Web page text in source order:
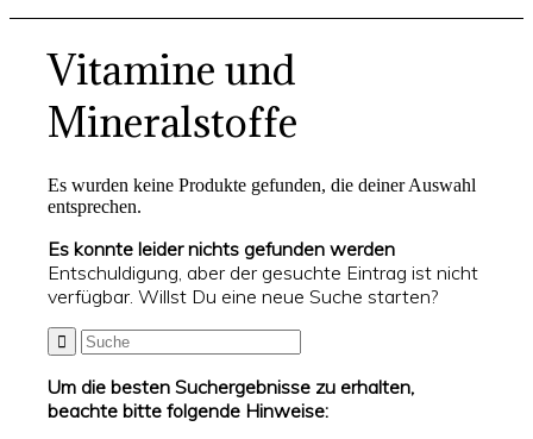
Vitamine und
Mineralstoffe
Es wurden keine Produkte gefunden, die deiner Auswahl
entsprechen.
Es konnte leider nichts gefunden werden
Entschuldigung, aber der gesuchte Eintrag ist nicht
verfügbar. Willst Du eine neue Suche starten?
Um die besten Suchergebnisse zu erhalten,
beachte bitte folgende Hinweise: